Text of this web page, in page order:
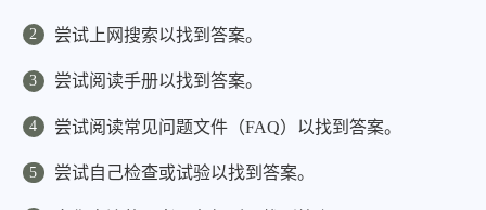
尝试上网搜索以找到答案。
尝试阅读手册以找到答案。
尝试阅读常见问题文件（FAQ）以找到答案。
尝试自己检查或试验以找到答案。